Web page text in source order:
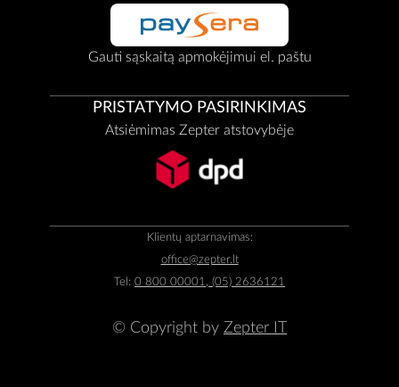
Gauti sąskaitą apmokėjimui el. paštu
PRISTATYMO PASIRINKIMAS
Atsiėmimas Zepter atstovybėje
Klientų aptarnavimas:
office@zepter.lt
Tel: 0 800 00001, (05) 2636121
© Copyright by Zepter IT